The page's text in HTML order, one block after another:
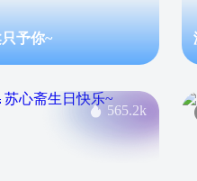
予你~
565.2k